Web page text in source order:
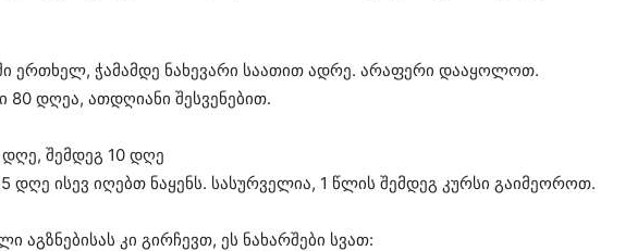
ერთხელ, ჭამამდე ნახევარი საათით ადრე. არაფერი დააყოლოთ.
80 დღეა, ათდღიანი შესვენებით.
დღე, შემდეგ 10 დღე
დღე ისევ იღებთ ნაყენს. სასურველია, 1 წლის შემდეგ კურსი გაიმეოროთ.
აგზნებისას კი გირჩევთ, ეს ნახარშები სვათ: